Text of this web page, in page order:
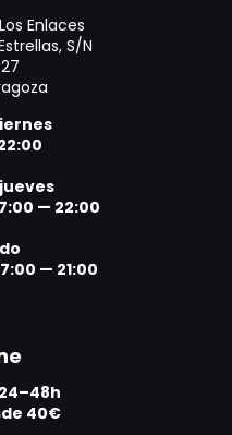
Enlaces
S/N
— 22:00
— 21:00
40€